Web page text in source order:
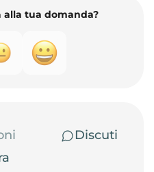
alla tua domanda?
Discuti